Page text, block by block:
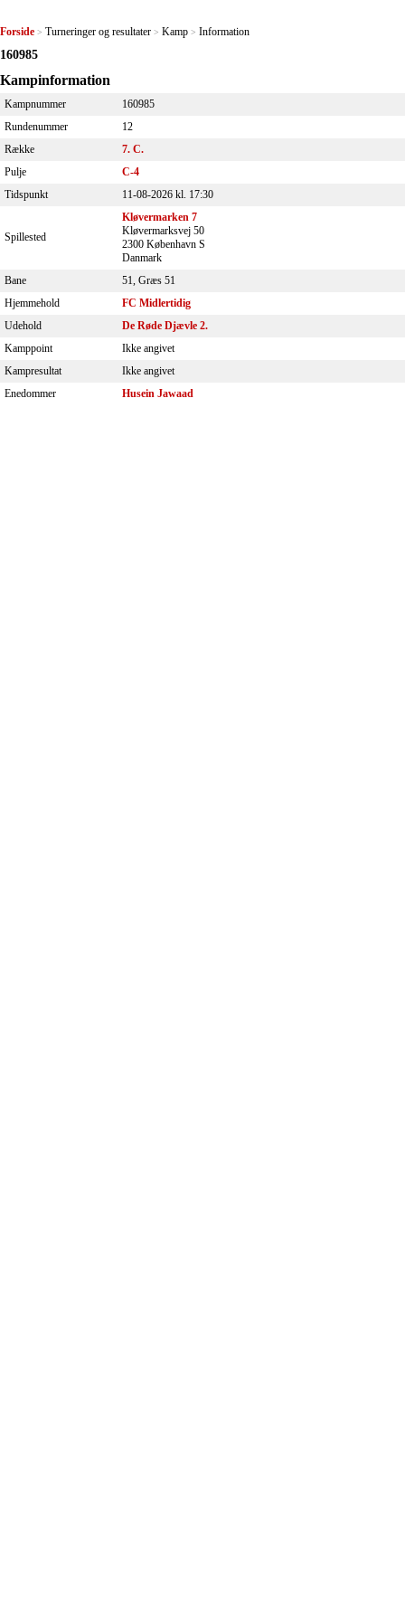
Forside > Turneringer og resultater > Kamp > Information
160985
Kampinformation
Kampnummer
160985
Rundenummer
12
Række
7. C.
Pulje
C-4
Tidspunkt
11-08-2026 kl. 17:30
Spillested
Kløvermarken 7
Kløvermarksvej 50
2300 København S
Danmark
Bane
51, Græs 51
Hjemmehold
FC Midlertidig
Udehold
De Røde Djævle 2.
Kamppoint
Ikke angivet
Kampresultat
Ikke angivet
Enedommer
Husein Jawaad